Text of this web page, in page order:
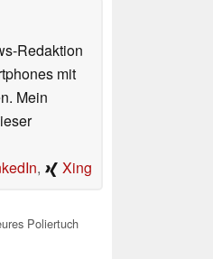
Redaktion
mit
Mein
, Xing
Poliertuch